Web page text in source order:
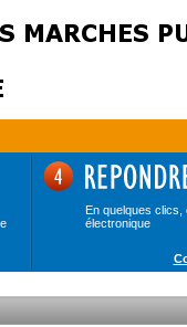
En quelques
électronique